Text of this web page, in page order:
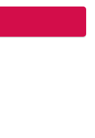
トの他の記事を読む